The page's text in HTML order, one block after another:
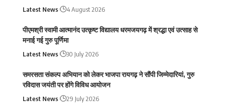
Latest News 4 August 2026
पीएमश्री स्वामी आत्मानंद उत्कृष्ट विद्यालय धरमजयगढ़ में श्रद्धा एवं उत्साह से
मनाई गई गुरु पूर्णिमा
Latest News 30 July 2026
समरसता संकल्प अभियान को लेकर भाजपा रायगढ़ ने सौंपी जिम्मेदारियां, गुरु
रविदास जयंती पर होंगे विविध आयोजन
Latest News 29 July 2026